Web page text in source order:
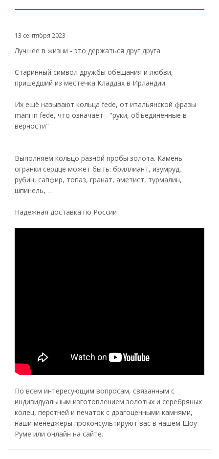
13 сентября 2023
Лучшее в жизни - это держаться друг друга.
Старинный символ дружбы обещания и любви,
пришедший из местечка Кладдах в Ирландии.
Их ещё называют кольца fede, от итальянской фразы
mani in fede, что означает - "руки, объединенные в
верности"
Выполняем кольцо разной пробы золота. Камень
огранки сердце может быть: бриллиант, изумруд,
рубин, сапфир, топаз, гранат, аметист, турмалин,
шпинель, …
Надежная доставка по России
По всем интересующим вопросам, связанным с
индивидуальным изготовлением золотых и серебряных
колец, перстней и печаток с драгоценными камнями,
наши менеджеры проконсультируют вас в нашем Шоу-
Руме или онлайн на сайте.